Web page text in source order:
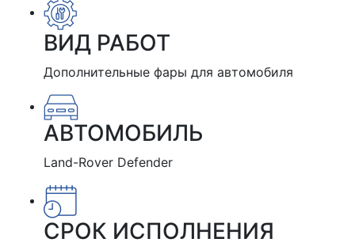
ВИД РАБОТ
Дополнительные фары для автомобиля
АВТОМОБИЛЬ
Land-Rover Defender
СРОК ИСПОЛНЕНИЯ